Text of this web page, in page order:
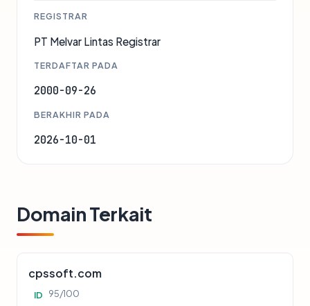
REGISTRAR
PT Melvar Lintas Registrar
TERDAFTAR PADA
2000-09-26
BERAKHIR PADA
2026-10-01
Domain Terkait
cpssoft.com
ID 95/100